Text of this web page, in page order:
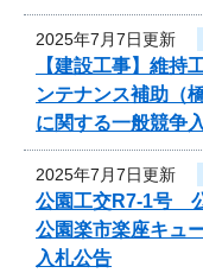
2025年7月7日更新
【建設工事】維
ンテナンス補助（
に関する一般競争
2025年7月7日更新
公園工交R7-1号
公園楽市楽座キュ
入札公告